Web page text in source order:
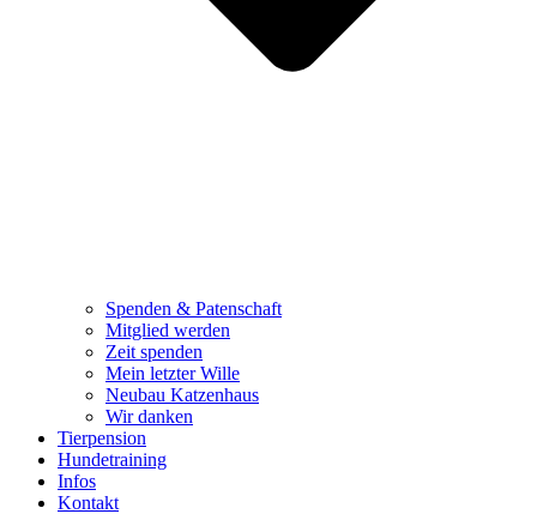
Spenden & Patenschaft
Mitglied werden
Zeit spenden
Mein letzter Wille
Neubau Katzenhaus
Wir danken
Tierpension
Hundetraining
Infos
Kontakt